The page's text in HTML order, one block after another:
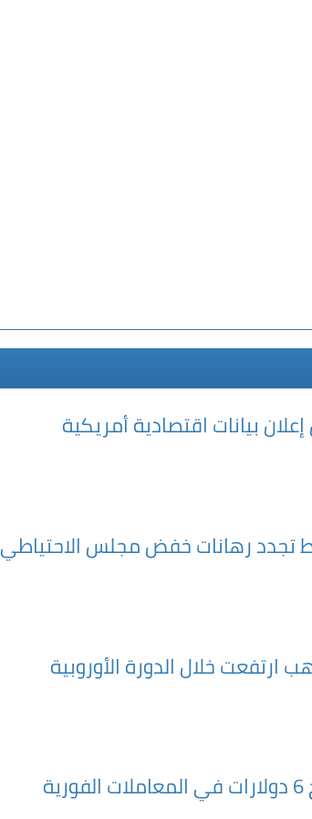
بيانات اقتصادية أمريكية
تجدد رهانات خفض مجلس الاحتياطي
ارتفعت خلال الدورة الأوروبية